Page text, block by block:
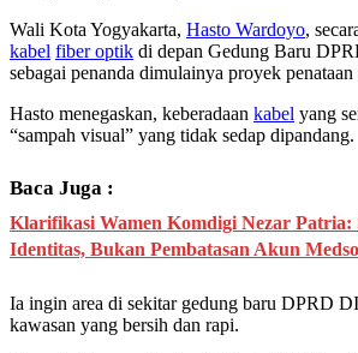
Wali Kota Yogyakarta, Hasto Wardoyo,
kabel fiber optik di depan Gedung Baru
sebagai penanda dimulainya proyek
Hasto menegaskan, keberadaan kabel yang
“sampah visual” yang tidak sedap dipandang.
Baca Juga :
Klarifikasi Wamen Komdigi Nezar Patria:
Identitas, Bukan Pembatasan Akun
Ia ingin area di sekitar gedung baru DPRD
kawasan yang bersih dan rapi.